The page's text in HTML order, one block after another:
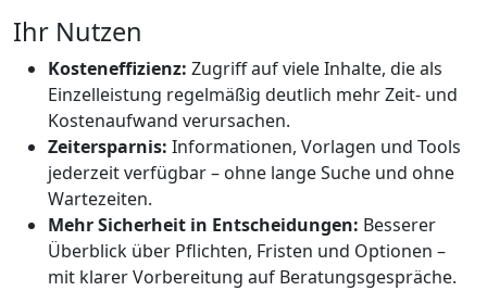
Ihr Nutzen
Kosteneffizienz: Zugriff auf viele Inhalte, die als
Einzelleistung regelmäßig deutlich mehr Zeit- und
Kostenaufwand verursachen.
Zeitersparnis: Informationen, Vorlagen und Tools
jederzeit verfügbar – ohne lange Suche und ohne
Wartezeiten.
Mehr Sicherheit in Entscheidungen: Besserer
Überblick über Pflichten, Fristen und Optionen –
mit klarer Vorbereitung auf Beratungsgespräche.